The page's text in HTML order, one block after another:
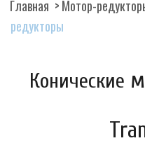
Главная
  >
Мотор-
редукторы
Конические